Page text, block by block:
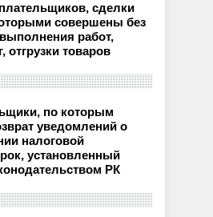
сделки
совершены без
работ,
отгрузки товаров
по которым
уведомлений о
налоговой
установленный
РК